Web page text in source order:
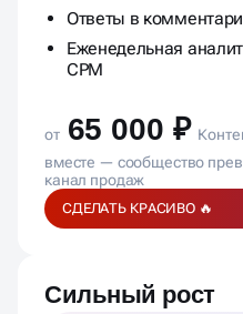
Ответы в
Еженедельная
CPM
от 65 000 ₽
вместе — сообщество
канал продаж
СДЕЛАТЬ КРАСИВО 🔥
Сильный рост